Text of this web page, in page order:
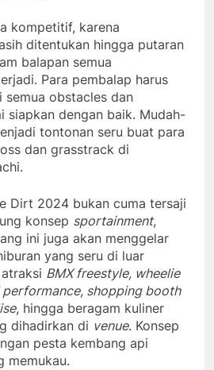
kompetitif, karena
ditentukan hingga putaran
balapan semua
Para pembalap harus
semua obstacles dan
siapkan dengan baik. Mudah-
tontonan seru buat para
dan grasstrack di
Dirt 2024 bukan cuma tersaji
konsep sportainment,
ini juga akan menggelar
yang seru di luar
BMX freestyle, wheelie
shopping booth
, hingga beragam kuliner
dihadirkan di venue. Konsep
pesta kembang api
memukau.